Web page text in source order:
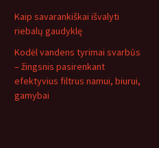
Kaip savarankiškai išvalyti
riebalų gaudyklę
Kodėl vandens tyrimai svarbūs
– žingsnis pasirenkant
efektyvius filtrus namui, biurui,
gamybai